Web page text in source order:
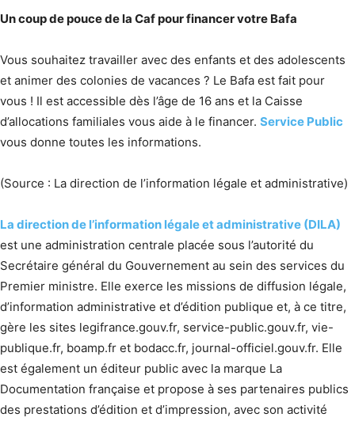
Un coup de pouce de la Caf pour financer votre Bafa
Vous souhaitez travailler avec des enfants et des adolescents
et animer des colonies de vacances ? Le Bafa est fait pour
vous ! Il est accessible dès l’âge de 16 ans et la Caisse
d’allocations familiales vous aide à le financer. Service Public
vous donne toutes les informations.
(Source : La direction de l’information légale et administrative)
La direction de l’information légale et administrative (DILA)
est une administration centrale placée sous l’autorité du
Secrétaire général du Gouvernement au sein des services du
Premier ministre. Elle exerce les missions de diffusion légale,
d’information administrative et d’édition publique et, à ce titre,
gère les sites legifrance.gouv.fr, service-public.gouv.fr, vie-
publique.fr, boamp.fr et bodacc.fr, journal-officiel.gouv.fr. Elle
est également un éditeur public avec la marque La
Documentation française et propose à ses partenaires publics
des prestations d’édition et d’impression, avec son activité